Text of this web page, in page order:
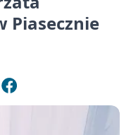
Piasecznie